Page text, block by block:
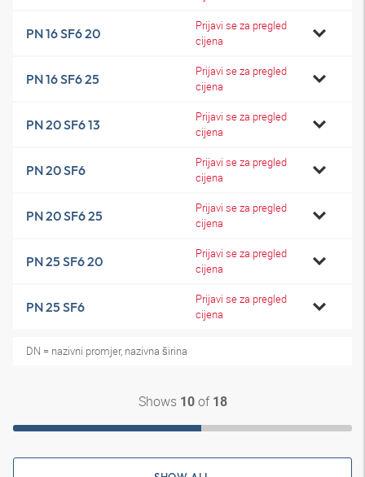
PN 16 SF6 20
Prijavi se za pregled
cijena
PN 16 SF6 25
Prijavi se za pregled
cijena
PN 20 SF6 13
Prijavi se za pregled
cijena
PN 20 SF6
Prijavi se za pregled
cijena
PN 20 SF6 25
Prijavi se za pregled
cijena
PN 25 SF6 20
Prijavi se za pregled
cijena
PN 25 SF6
Prijavi se za pregled
cijena
DN = nazivni promjer, nazivna širina
Shows 10of 18